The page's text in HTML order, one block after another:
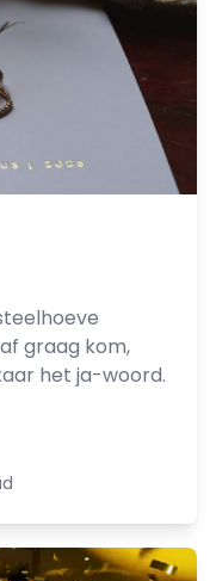
graag kom,
het ja-woord.